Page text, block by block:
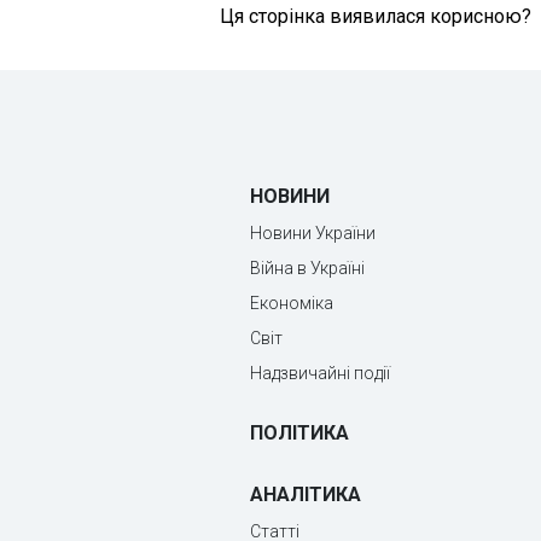
Ця сторінка виявилася корисною?
НОВИНИ
Новини України
Війна в Україні
Економіка
Світ
Надзвичайні події
ПОЛІТИКА
АНАЛІТИКА
Статті